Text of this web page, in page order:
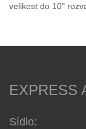
velikost do 10"
EXPRESS
Sídlo: